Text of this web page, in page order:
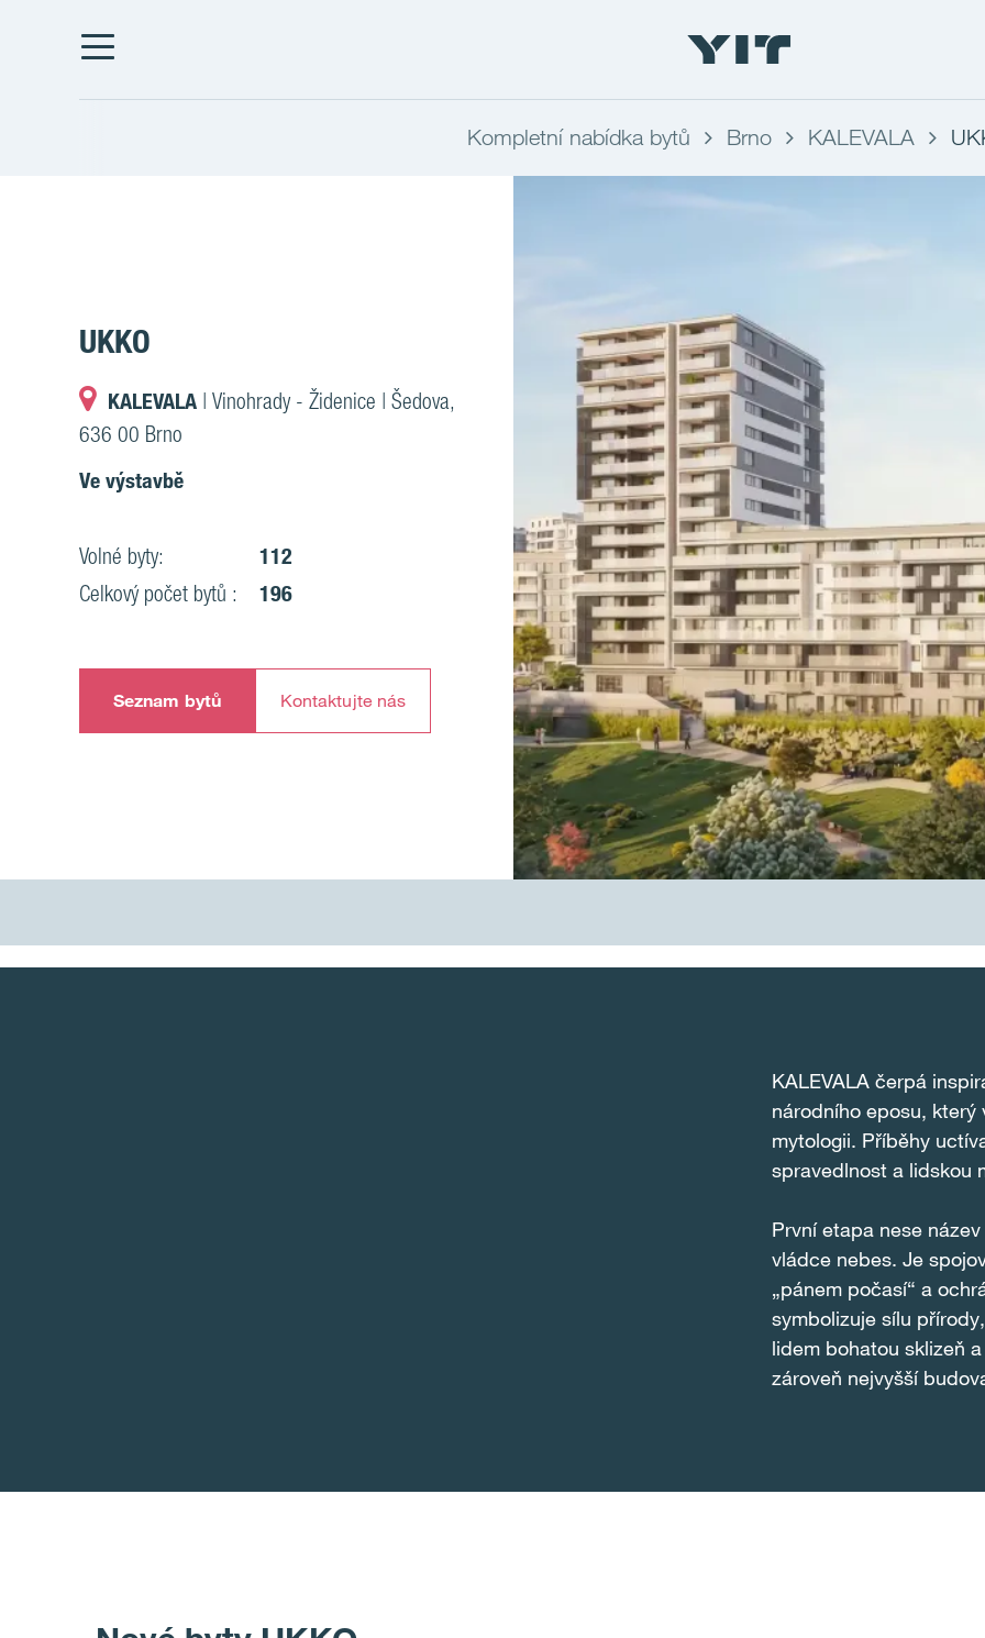
Kompletní nabídka bytů Brno KALEVALA
UKKO
KALEVALA | Vinohrady - Židenice | Šedova,
636 00 Brno
Ve výstavbě
Volné byty:
112
Celkový počet bytů :
196
Seznam bytů Kontaktujte nás
KALEVALA čerpá
národního eposu,
mytologii. Příběhy
spravedlnost a lidskou
První etapa nese
vládce nebes. Je
„pánem počasí“ a
symbolizuje sílu
lidem bohatou sklizeň
zároveň nejvyšší